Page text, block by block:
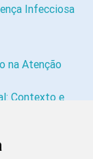
Infecciosa
na Atenção
Contexto e
e